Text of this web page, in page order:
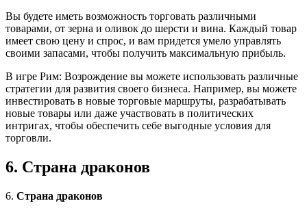
Вы будете иметь возможность торговать различными
товарами, от зерна и оливок до шерсти и вина. Каждый товар
имеет свою цену и спрос, и вам придется умело управлять
своими запасами, чтобы получить максимальную прибыль.
В игре Рим: Возрождение вы можете использовать различные
стратегии для развития своего бизнеса. Например, вы можете
инвестировать в новые торговые маршруты, разрабатывать
новые товары или даже участвовать в политических
интригах, чтобы обеспечить себе выгодные условия для
торговли.
6. Страна драконов
6. Страна драконов